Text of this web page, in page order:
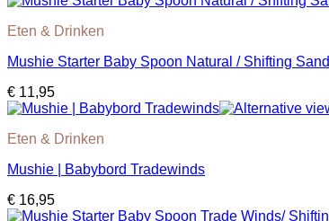
Eten & Drinken
Mushie Starter Baby Spoon Natural / Shifting Sand
€ 11,95
Eten & Drinken
Mushie | Babybord Tradewinds
€ 16,95